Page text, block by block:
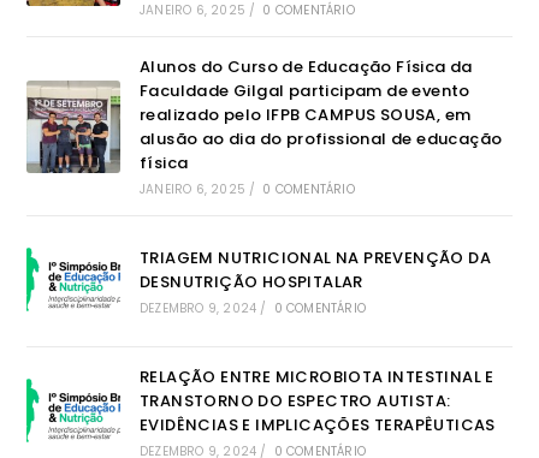
JANEIRO 6, 2025 / 0 COMENTÁRIO
Alunos do Curso de Educação Física da
Faculdade Gilgal participam de evento
realizado pelo IFPB CAMPUS SOUSA, em
alusão ao dia do profissional de educação
física
JANEIRO 6, 2025 / 0 COMENTÁRIO
TRIAGEM NUTRICIONAL NA PREVENÇÃO DA
DESNUTRIÇÃO HOSPITALAR
DEZEMBRO 9, 2024 / 0 COMENTÁRIO
RELAÇÃO ENTRE MICROBIOTA INTESTINAL E
TRANSTORNO DO ESPECTRO AUTISTA:
EVIDÊNCIAS E IMPLICAÇÕES TERAPÊUTICAS
DEZEMBRO 9, 2024 / 0 COMENTÁRIO